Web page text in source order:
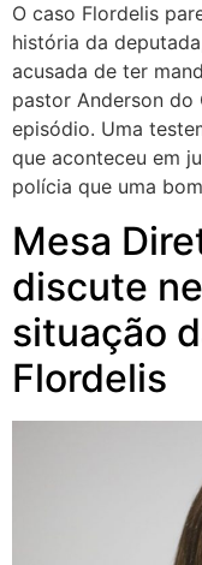
O caso Flordelis
história da
acusada de ter
pastor Anderson do
episódio. Uma
que aconteceu em
polícia que uma
Mesa
discute
situação
Flordelis